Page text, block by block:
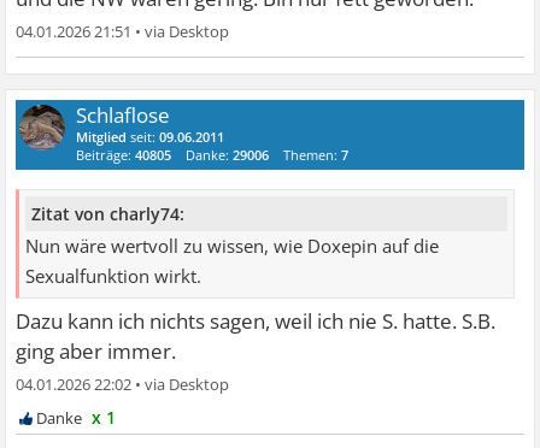
04.01.2026 21:51 •
Schlaflose
Mitglied seit:09.06.2011
Beiträge:40805 Danke:29006 Themen:7
Zitat von charly74:
Nun wäre wertvoll zu wissen, wie Doxepin auf die
Sexualfunktion wirkt.
Dazu kann ich nichts sagen, weil ich nie S. hatte. S.B.
ging aber immer.
04.01.2026 22:02 •
x 1